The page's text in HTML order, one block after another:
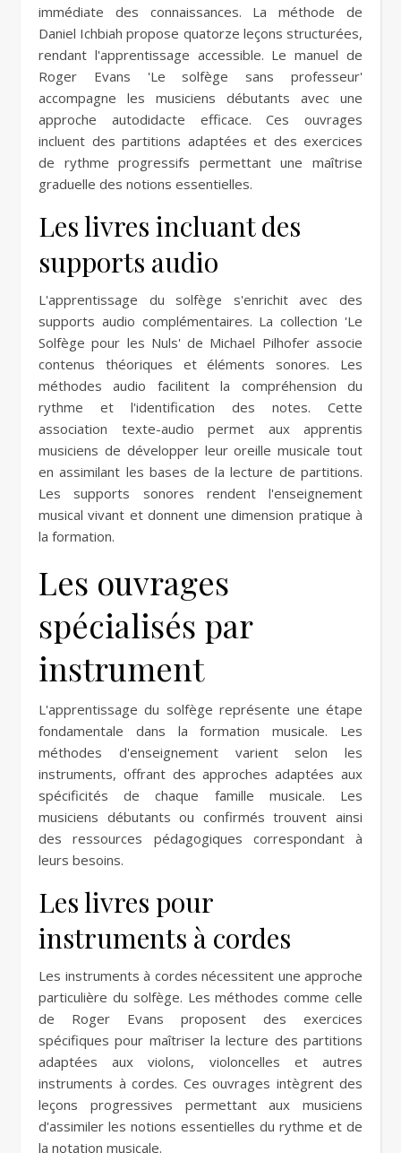
immédiate des connaissances. La méthode de
Daniel Ichbiah propose quatorze leçons structurées,
rendant l'apprentissage accessible. Le manuel de
Roger Evans 'Le solfège sans professeur'
accompagne les musiciens débutants avec une
approche autodidacte efficace. Ces ouvrages
incluent des partitions adaptées et des exercices
de rythme progressifs permettant une maîtrise
graduelle des notions essentielles.
Les livres incluant des
supports audio
L'apprentissage du solfège s'enrichit avec des
supports audio complémentaires. La collection 'Le
Solfège pour les Nuls' de Michael Pilhofer associe
contenus théoriques et éléments sonores. Les
méthodes audio facilitent la compréhension du
rythme et l'identification des notes. Cette
association texte-audio permet aux apprentis
musiciens de développer leur oreille musicale tout
en assimilant les bases de la lecture de partitions.
Les supports sonores rendent l'enseignement
musical vivant et donnent une dimension pratique à
la formation.
Les ouvrages
spécialisés par
instrument
L'apprentissage du solfège représente une étape
fondamentale dans la formation musicale. Les
méthodes d'enseignement varient selon les
instruments, offrant des approches adaptées aux
spécificités de chaque famille musicale. Les
musiciens débutants ou confirmés trouvent ainsi
des ressources pédagogiques correspondant à
leurs besoins.
Les livres pour
instruments à cordes
Les instruments à cordes nécessitent une approche
particulière du solfège. Les méthodes comme celle
de Roger Evans proposent des exercices
spécifiques pour maîtriser la lecture des partitions
adaptées aux violons, violoncelles et autres
instruments à cordes. Ces ouvrages intègrent des
leçons progressives permettant aux musiciens
d'assimiler les notions essentielles du rythme et de
la notation musicale.